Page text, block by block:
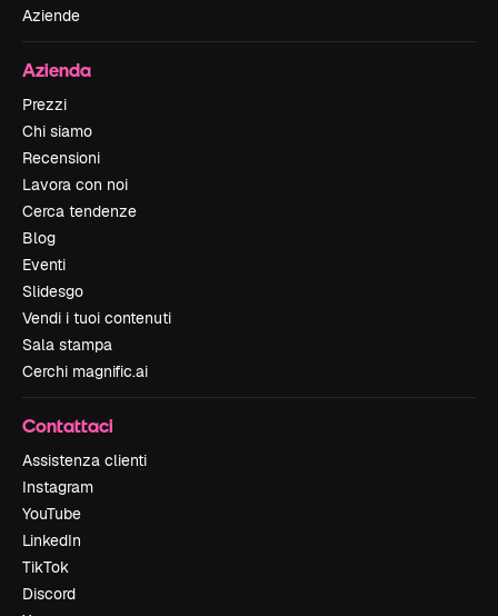
Aziende
Azienda
Prezzi
Chi siamo
Recensioni
Lavora con noi
Cerca tendenze
Blog
Eventi
Slidesgo
Vendi i tuoi contenuti
Sala stampa
Cerchi magnific.ai
Contattaci
Assistenza clienti
Instagram
YouTube
LinkedIn
TikTok
Discord